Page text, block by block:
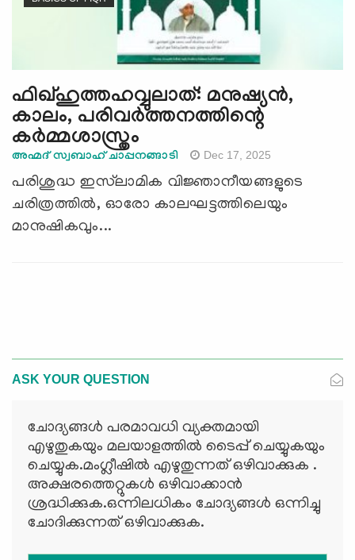
ഫിഖ്ഹുത്തഹവ്വുലാത്: മനുഷ്യൻ,
കാലം, പരിവർത്തനത്തിന്റെ
കർമ്മശാസ്ത്രം
അഹ്മദ് സ്വബാഹ് ചാപ്പനങ്ങാടി Dec 17, 2025
പരിശുദ്ധ ഇസ്‌ലാമിക വിജ്ഞാനീയങ്ങളുടെ
ചരിത്രത്തിൽ, ഓരോ കാലഘട്ടത്തിലെയും
മാനുഷികവും...
ASK YOUR QUESTION
ചോദ്യങ്ങള്‍ പരമാവധി വ്യക്തമായി
എഴുതുകയും മലയാളത്തില്‍ ടൈപ്പ് ചെയ്യുകയും
ചെയ്യുക.മംഗ്ലീഷില്‍ എഴുതുന്നത് ഒഴിവാക്കുക .
അക്ഷരത്തെറ്റുകള്‍ ഒഴിവാക്കാന്‍
ശ്രദ്ധിക്കുക.ഒന്നിലധികം ചോദ്യങ്ങള്‍ ഒന്നിച്ചു
ചോദിക്കുന്നത് ഒഴിവാക്കുക.